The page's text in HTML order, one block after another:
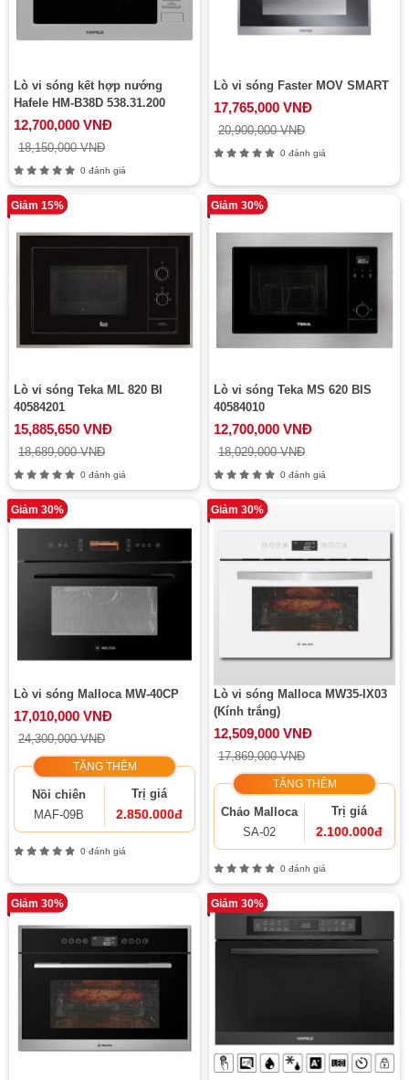
Lò vi sóng kết hợp nướng
Hafele HM-B38D 538.31.200
12,700,000 VNĐ
18,150,000 VNĐ
0 đánh giá
Lò vi sóng Faster MOV SMART
17,765,000 VNĐ
20,900,000 VNĐ
0 đánh giá
Giảm 15%
Lò vi sóng Teka ML 820 BI
40584201
15,885,650 VNĐ
18,689,000 VNĐ
0 đánh giá
Giảm 30%
Lò vi sóng Teka MS 620 BIS
40584010
12,700,000 VNĐ
18,029,000 VNĐ
0 đánh giá
Giảm 30%
Lò vi sóng Malloca MW-40CP
17,010,000 VNĐ
24,300,000 VNĐ
TẶNG THÊM
Nồi chiên
MAF-09B
Trị giá
2.850.000đ
0 đánh giá
Giảm 30%
Lò vi sóng Malloca MW35-IX03
(Kính trắng)
12,509,000 VNĐ
17,869,000 VNĐ
TẶNG THÊM
Chảo Malloca
SA-02
Trị giá
2.100.000đ
0 đánh giá
Giảm 30% Giảm 30%